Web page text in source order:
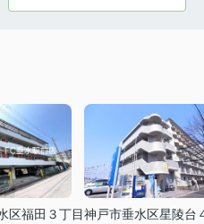
区福田３丁目神戸市垂水区星陵台